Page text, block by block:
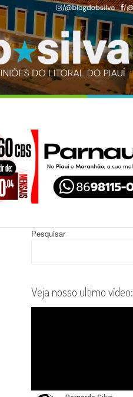
Pesquisar
Veja nosso ultimo vídeo: